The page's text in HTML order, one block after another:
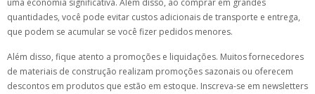
uma economia significativa. Além disso, ao comprar em grandes
quantidades, você pode evitar custos adicionais de transporte e entrega,
que podem se acumular se você fizer pedidos menores.
Além disso, fique atento a promoções e liquidações. Muitos fornecedores
de materiais de construção realizam promoções sazonais ou oferecem
descontos em produtos que estão em estoque. Inscreva-se em newsletters